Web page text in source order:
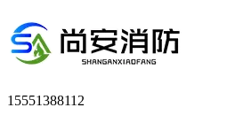
15551388112